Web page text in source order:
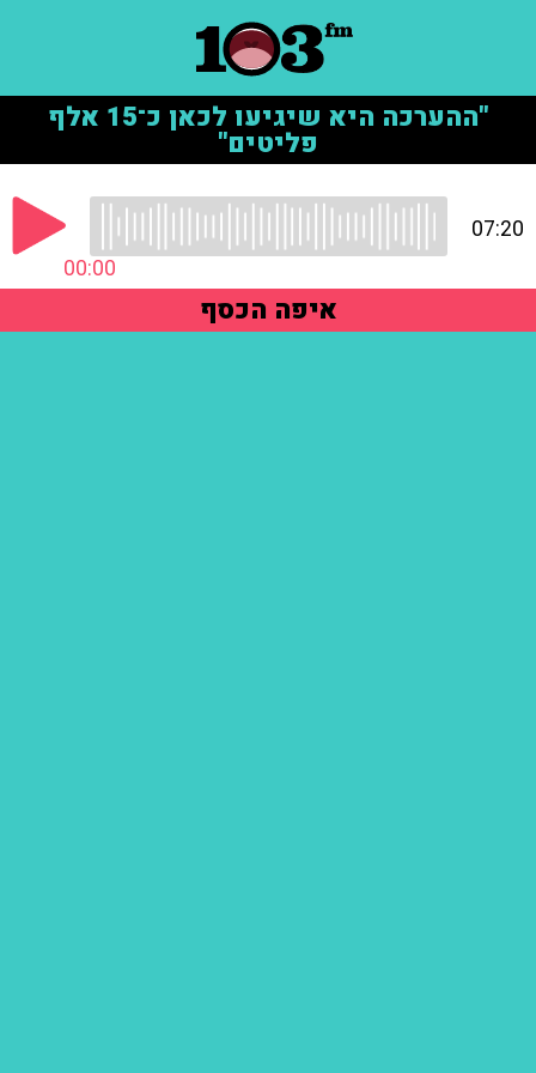
"ההערכה היא שיגיעו לכאן כ־15 אלף
פליטים"
00:00
07:20
איפה הכסף